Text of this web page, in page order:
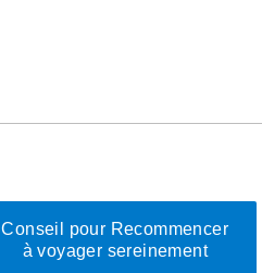
Conseil pour Recommencer
à voyager sereinement